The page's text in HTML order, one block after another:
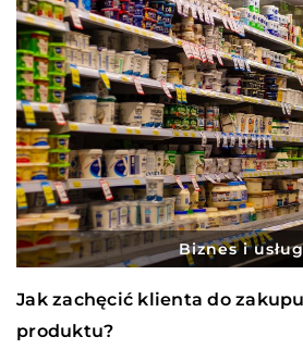
Biznes i
Jak zachęcić klienta do
produktu?